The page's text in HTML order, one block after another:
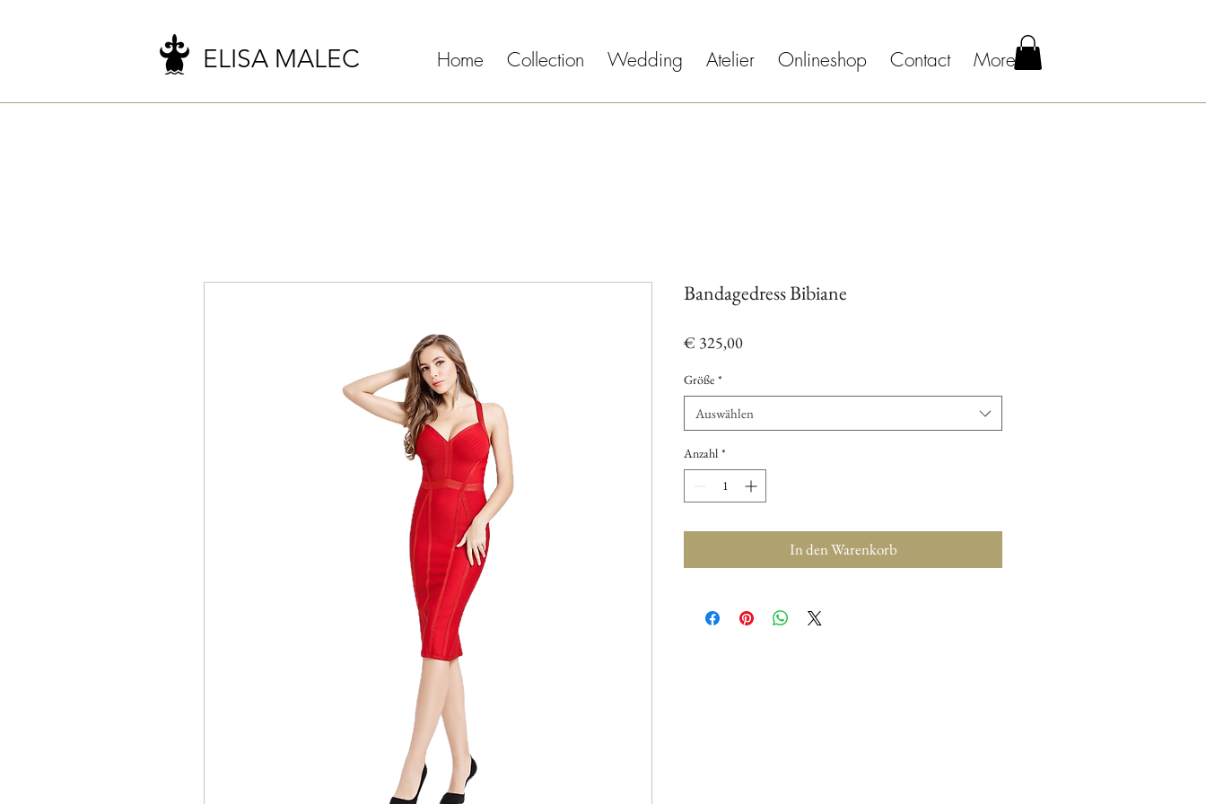
ELISA MALEC Home Collection Wedding Atelier Onlineshop Contact More
Bandagedress Bibiane
€ 325,00Preis
Größe *
Auswählen
Anzahl *
In den Warenkorb